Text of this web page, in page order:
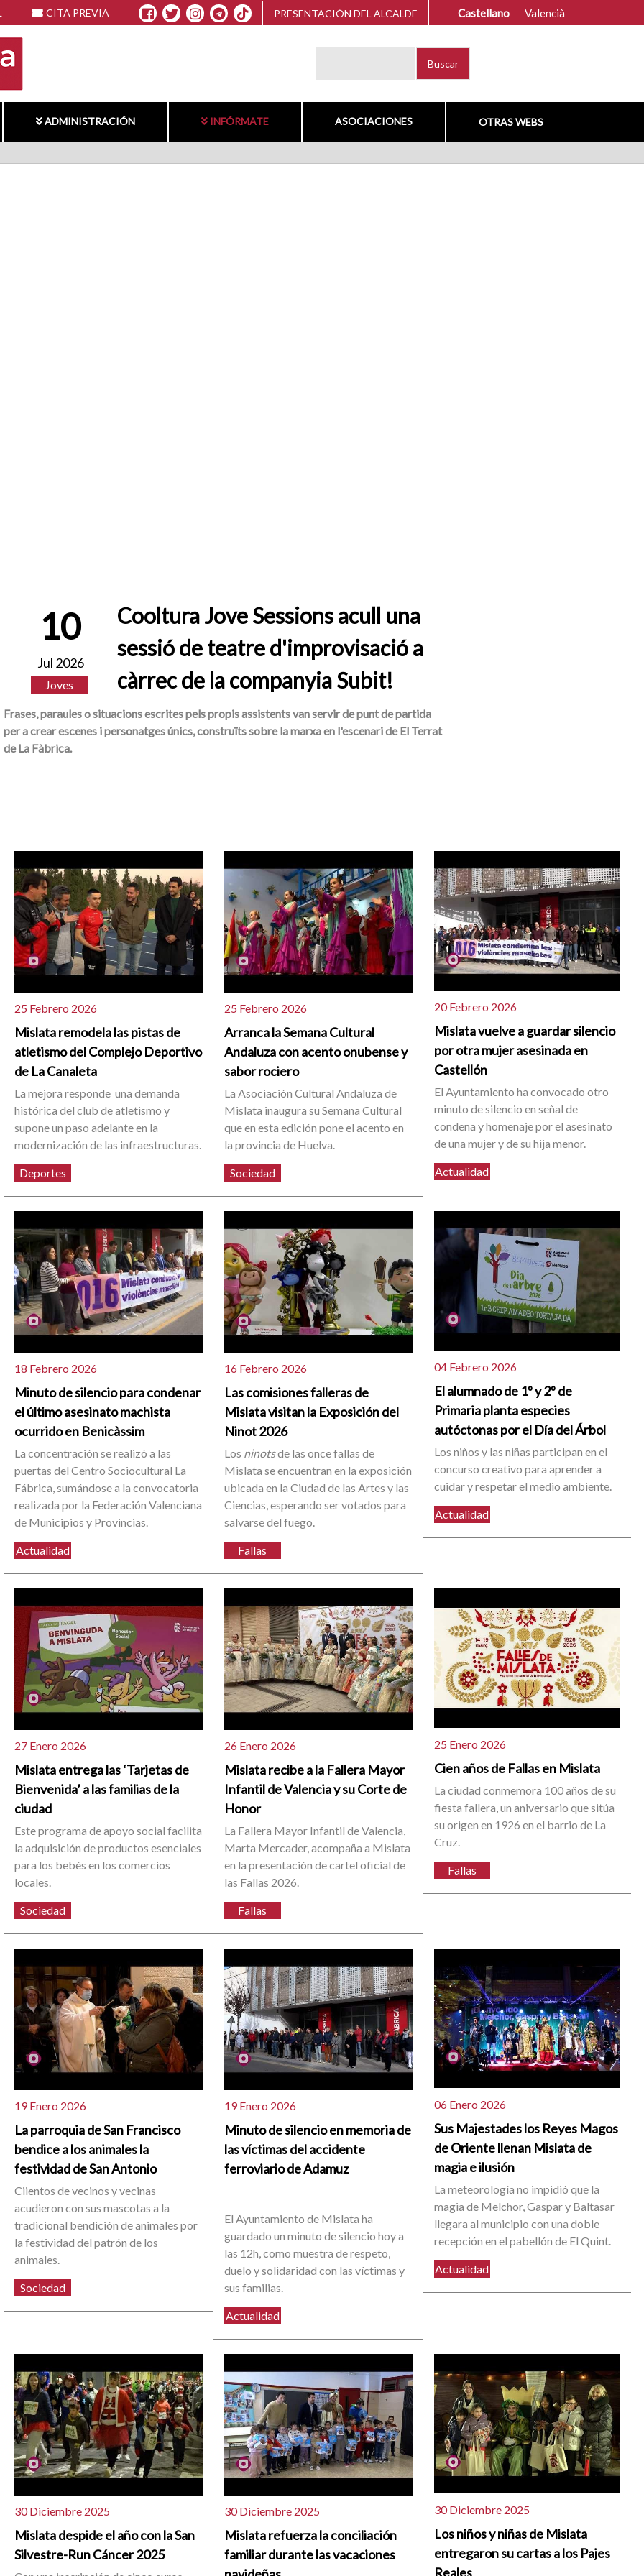
CITA PREVIA PRESENTACIÓN DEL ALCALDE Castellano Valencià
ADMINISTRACIÓN INFÓRMATE ASOCIACIONES OTRAS WEBS
10
Jul 2026
Joves
Cooltura Jove Sessions acull una
sessió de teatre d'improvisació a
càrrec de la companyia Subit!
Frases, paraules o situacions escrites pels propis assistents van servir de punt de partida
per a crear escenes i personatges únics, construïts sobre la marxa en l'escenari de El Terrat
de La Fàbrica.
25 Febrero 2026
Mislata remodela las pistas de
atletismo del Complejo Deportivo
de La Canaleta
La mejora responde una demanda
histórica del club de atletismo y
supone un paso adelante en la
modernización de las infraestructuras.
Deportes
25 Febrero 2026
Arranca la Semana Cultural
Andaluza con acento onubense y
sabor rociero
La Asociación Cultural Andaluza de
Mislata inaugura su Semana Cultural
que en esta edición pone el acento en
la provincia de Huelva.
Sociedad
20 Febrero 2026
Mislata vuelve a guardar silencio
por otra mujer asesinada en
Castellón
El Ayuntamiento ha convocado otro
minuto de silencio en señal de
condena y homenaje por el asesinato
de una mujer y de su hija menor.
Actualidad
18 Febrero 2026
Minuto de silencio para condenar
el último asesinato machista
ocurrido en Benicàssim
La concentración se realizó a las
puertas del Centro Sociocultural La
Fábrica, sumándose a la convocatoria
realizada por la Federación Valenciana
de Municipios y Provincias.
Actualidad
16 Febrero 2026
Las comisiones falleras de
Mislata visitan la Exposición del
Ninot 2026
Los ninotsde las once fallas de
Mislata se encuentran en la exposición
ubicada en la Ciudad de las Artes y las
Ciencias, esperando ser votados para
salvarse del fuego.
Fallas
04 Febrero 2026
El alumnado de 1º y 2º de
Primaria planta especies
autóctonas por el Día del Árbol
Los niños y las niñas participan en el
concurso creativo para aprender a
cuidar y respetar el medio ambiente.
Actualidad
27 Enero 2026
Mislata entrega las ‘Tarjetas de
Bienvenida’ a las familias de la
ciudad
Este programa de apoyo social facilita
la adquisición de productos esenciales
para los bebés en los comercios
locales.
Sociedad
26 Enero 2026
Mislata recibe a la Fallera Mayor
Infantil de Valencia y su Corte de
Honor
La Fallera Mayor Infantil de Valencia,
Marta Mercader, acompaña a Mislata
en la presentación de cartel oficial de
las Fallas 2026.
Fallas
25 Enero 2026
Cien años de Fallas en Mislata
La ciudad conmemora 100 años de su
fiesta fallera, un aniversario que sitúa
su origen en 1926 en el barrio de La
Cruz.
Fallas
19 Enero 2026
La parroquia de San Francisco
bendice a los animales la
festividad de San Antonio
Ciientos de vecinos y vecinas
acudieron con sus mascotas a la
tradicional bendición de animales por
la festividad del patrón de los
animales.
Sociedad
19 Enero 2026
Minuto de silencio en memoria de
las víctimas del accidente
ferroviario de Adamuz
El Ayuntamiento de Mislata ha
guardado un minuto de silencio hoy a
las 12h, como muestra de respeto,
duelo y solidaridad con las víctimas y
sus familias.
Actualidad
06 Enero 2026
Sus Majestades los Reyes Magos
de Oriente llenan Mislata de
magia e ilusión
La meteorología no impidió que la
magia de Melchor, Gaspar y Baltasar
llegara al municipio con una doble
recepción en el pabellón de El Quint.
Actualidad
30 Diciembre 2025
Mislata despide el año con la San
Silvestre-Run Cáncer 2025
30 Diciembre 2025
Mislata refuerza la conciliación
familiar durante las vacaciones
30 Diciembre 2025
Los niños y niñas de Mislata
entregaron su cartas a los Pajes
Reales